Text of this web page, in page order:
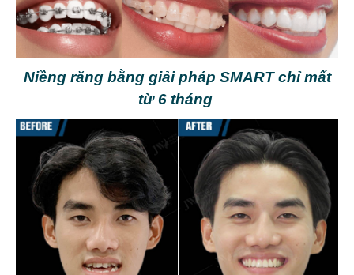
Niềng răng bằng giải pháp SMART chỉ mất
từ 6 tháng